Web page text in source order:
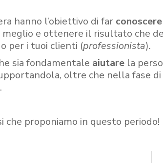
hanno l’obiettivo di far conoscere
meglio e ottenere il risultato che
per i tuoi clienti (professionista).
sia fondamentale aiutare la
oltre che nella fase
che proponiamo in questo periodo!